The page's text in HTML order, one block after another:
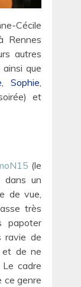
Cécile
Rennes
autres
ainsi que
Sophie
et
(le
dans un
de vue,
très
papoter
ravie de
et de ne
cadre
ce genre